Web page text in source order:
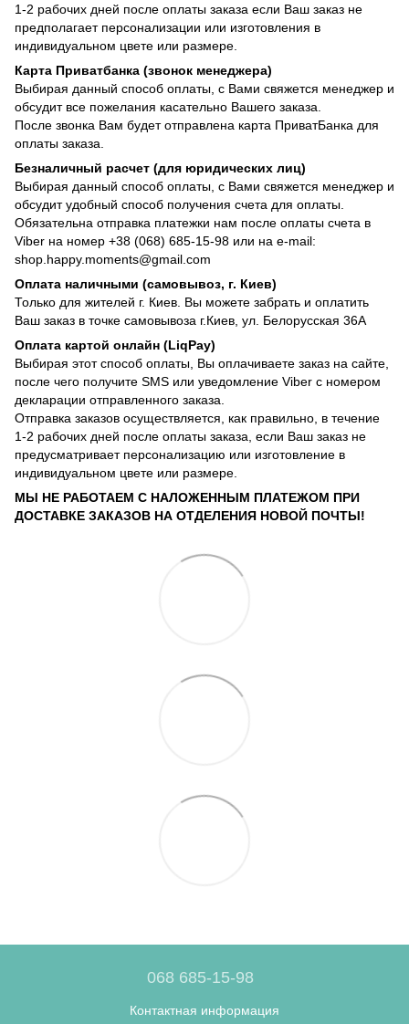
1-2 рабочих дней после оплаты заказа если Ваш заказ не
предполагает персонализации или изготовления в
индивидуальном цвете или размере.
Карта Приватбанка (звонок менеджера)
Выбирая данный способ оплаты, с Вами свяжется менеджер и
обсудит все пожелания касательно Вашего заказа.
После звонка Вам будет отправлена карта ПриватБанка для
оплаты заказа.
Безналичный расчет (для юридических лиц)
Выбирая данный способ оплаты, с Вами свяжется менеджер и
обсудит удобный способ получения счета для оплаты.
Обязательна отправка платежки нам после оплаты счета в
Viber на номер +38 (068) 685-15-98 или на e-mail:
shop.happy.moments@gmail.com
Оплата наличными (самовывоз, г. Киев)
Только для жителей г. Киев. Вы можете забрать и оплатить
Ваш заказ в точке самовывоза г.Киев, ул. Белорусская 36А
Оплата картой онлайн (LiqPay)
Выбирая этот способ оплаты, Вы оплачиваете заказ на сайте,
после чего получите SMS или уведомление Viber с номером
декларации отправленного заказа.
Отправка заказов осуществляется, как правильно, в течение
1-2 рабочих дней после оплаты заказа, если Ваш заказ не
предусматривает персонализацию или изготовление в
индивидуальном цвете или размере.
МЫ НЕ РАБОТАЕМ С НАЛОЖЕННЫМ ПЛАТЕЖОМ ПРИ
ДОСТАВКЕ ЗАКАЗОВ НА ОТДЕЛЕНИЯ НОВОЙ ПОЧТЫ!
068 685-15-98
Контактная информация